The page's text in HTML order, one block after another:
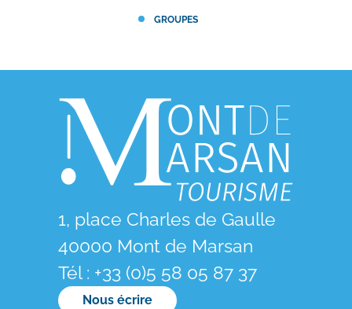
GROUPES
1, place Charles de Gaulle
40000 Mont de Marsan
Tél : +33 (0)5 58 05 87 37
Nous écrire